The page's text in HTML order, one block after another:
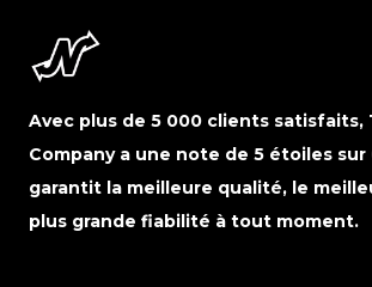
Avec plus de 5 000 clients satisfaits,
Company a une note de 5 étoiles
garantit la meilleure qualité, le
plus grande fiabilité à tout moment.